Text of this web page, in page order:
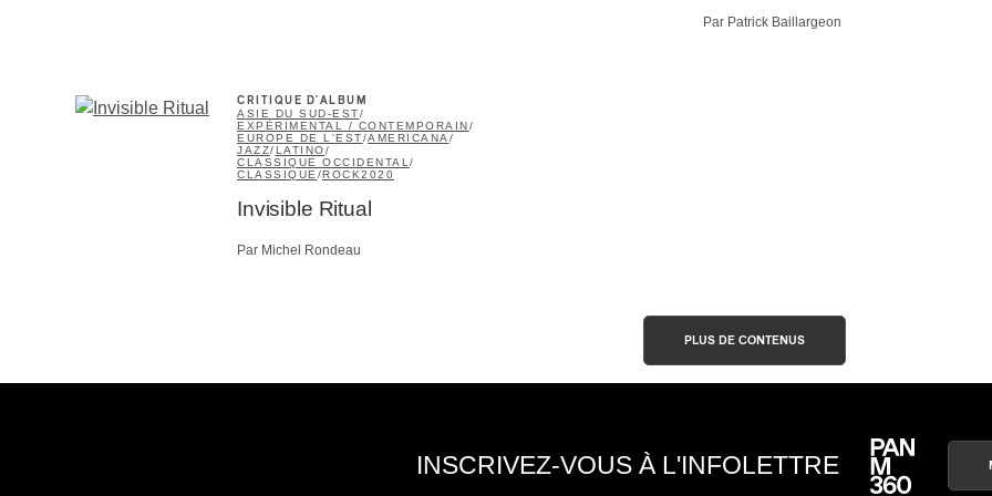
Par Patrick Baillargeon
CRITIQUE D'ALBUM
ASIE DU SUD-EST/
EXPÉRIMENTAL / CONTEMPORAIN/
EUROPE DE L'EST/AMERICANA /
JAZZ/LATINO/
CLASSIQUE OCCIDENTAL /
CLASSIQUE /ROCK2020
Invisible Ritual
Par Michel Rondeau
PLUS DE CONTENUS
INSCRIVEZ-VOUS À L'INFOLETTRE